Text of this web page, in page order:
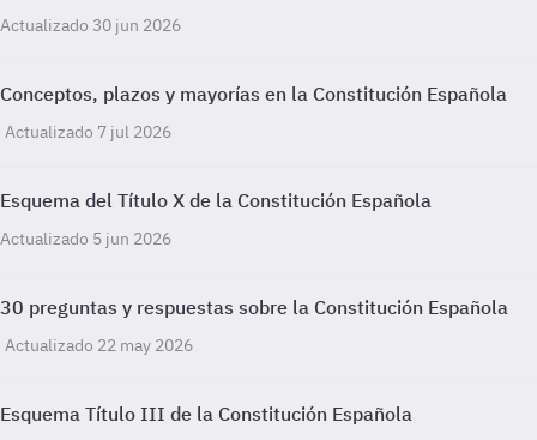
Actualizado 30 jun 2026
Conceptos, plazos y mayorías en la Constitución Española
Actualizado 7 jul 2026
Esquema del Título X de la Constitución Española
Actualizado 5 jun 2026
30 preguntas y respuestas sobre la Constitución Española
Actualizado 22 may 2026
Esquema Título III de la Constitución Española